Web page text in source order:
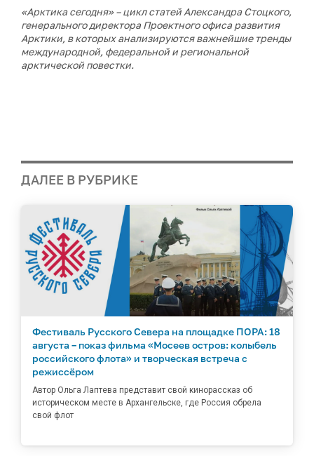
«Арктика сегодня» – цикл статей Александра Стоцкого,
генерального директора Проектного офиса развития
Арктики, в которых анализируются важнейшие тренды
международной, федеральной и региональной
арктической повестки.
ДАЛЕЕ В РУБРИКЕ
Фестиваль Русского Севера на площадке ПОРА: 18
августа – показ фильма «Мосеев остров: колыбель
российского флота» и творческая встреча с
режиссёром
Автор Ольга Лаптева представит свой кинорассказ об
историческом месте в Архангельске, где Россия обрела
свой флот